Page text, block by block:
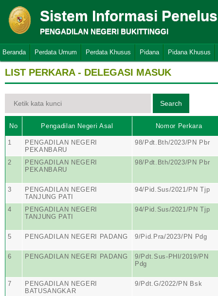
Sistem Informasi
PENGADILAN NEGERI BUKITTINGGI
Beranda Perdata Umum Perdata Khusus Pidana Pidana Khusus
LIST PERKARA - DELEGASI MASUK
No Pengadilan Negeri Asal Nomor Perkara
1
PENGADILAN NEGERI
PEKANBARU
98/Pdt.Bth/2023/PN Pbr
2
PENGADILAN NEGERI
PEKANBARU
98/Pdt.Bth/2023/PN Pbr
3
PENGADILAN NEGERI
TANJUNG PATI
94/Pid.Sus/2021/PN Tjp
4
PENGADILAN NEGERI
TANJUNG PATI
94/Pid.Sus/2021/PN Tjp
5 PENGADILAN NEGERI PADANG 9/Pid.Pra/2023/PN Pdg
6 PENGADILAN NEGERI PADANG
9/Pdt.Sus-PHI/2019/PN
Pdg
7
PENGADILAN NEGERI
BATUSANGKAR
9/Pdt.G/2022/PN Bsk